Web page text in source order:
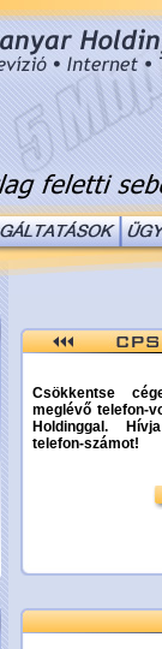
Csökkentse
meglévő telefon-
Holdinggal.
telefon-számot!